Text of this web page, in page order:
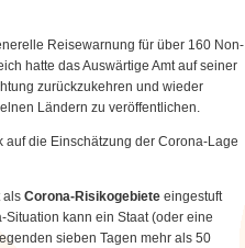
Reisewarnung für über 160 Non-
hatte das Auswärtige Amt auf seiner
zurückzukehren und wieder
Ländern zu veröffentlichen.
auf die Einschätzung der Corona-Lage
als Corona-Risikogebiete eingestuft
kann ein Staat (oder eine
sieben Tagen mehr als 50